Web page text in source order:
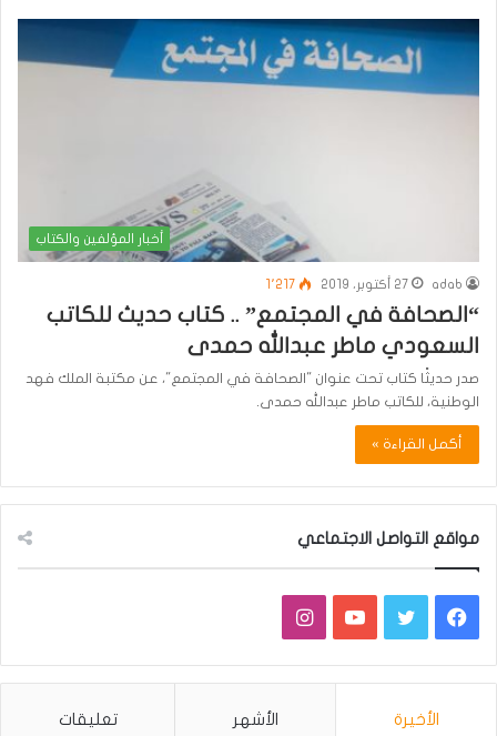
أخبار المؤلفين والكتاب
adab 27 أكتوبر، 2019 1٬217
“الصحافة في المجتمع” .. كتاب حديث للكاتب
السعودي ماطر عبدالله حمدى
صدر حديثًا كتاب تحت عنوان "الصحافة في المجتمع"، عن مكتبة الملك فهد
الوطنية، للكاتب ماطر عبدالله حمدى.
أكمل القراءة »
مواقع التواصل الاجتماعي
فيسبوكتويتر يوتيوبانستقرام
الأخيرة الأشهر تعليقات